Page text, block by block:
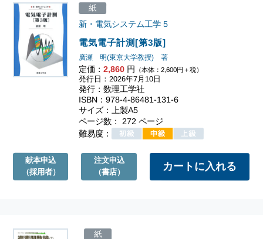
電気電子計測[第3版]
新・電気システム工学 5
廣瀬 明(東京大学教授) 著
定価：2,860 円 （本体：2,600円＋税）
紙
発行日：2026年7月10日
発行：数理工学社
ISBN：978-4-86481-131-6
サイズ：上製A5
ページ数： 272 ページ
難易度：
献本申込
（採用者）
注文申込
（書店）
紙